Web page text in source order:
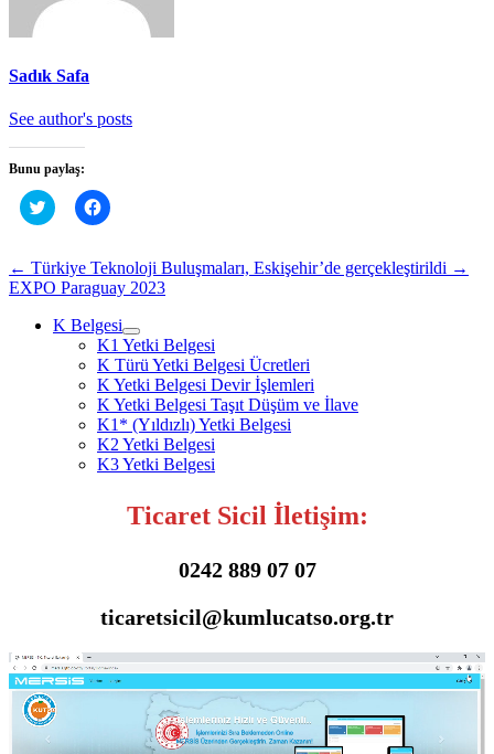
Sadık Safa
See author's posts
Bunu paylaş:
Twitter
üzerinde
tıklayın
(Yeni
pencerede
Facebook'ta
paylaşmak
(Yeni
pencerede
açılır)
← Türkiye Teknoloji Buluşmaları, Eskişehir’de gerçekleştirildi →
EXPO Paraguay 2023
K Belgesi
K1 Yetki Belgesi
K Türü Yetki Belgesi Ücretleri
K Yetki Belgesi Devir İşlemleri
K Yetki Belgesi Taşıt Düşüm ve İlave
K1* (Yıldızlı) Yetki Belgesi
K2 Yetki Belgesi
K3 Yetki Belgesi
Ticaret Sicil İletişim:
0242 889 07 07
ticaretsicil@kumlucatso.org.tr